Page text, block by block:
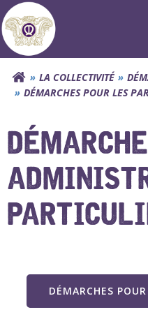
Aller
au
contenu
LA COLLECTIVITÉ
DÉMARCHES POUR LES
DÉMARCHES